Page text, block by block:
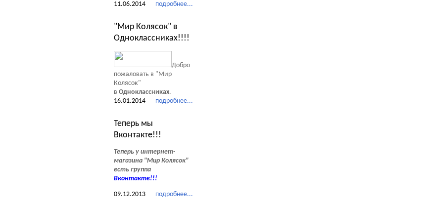
подробнее...
11.06.2014
"Мир Колясок" в
Одноклассниках!!!!
Добро
пожаловать в "Мир
Колясок"
в Одноклассниках.
подробнее...
16.01.2014
Теперь мы
Вконтакте!!!
Теперь у интернет-
магазина "Мир Колясок"
есть группа
Вконтакте!!!
подробнее...
09.12.2013